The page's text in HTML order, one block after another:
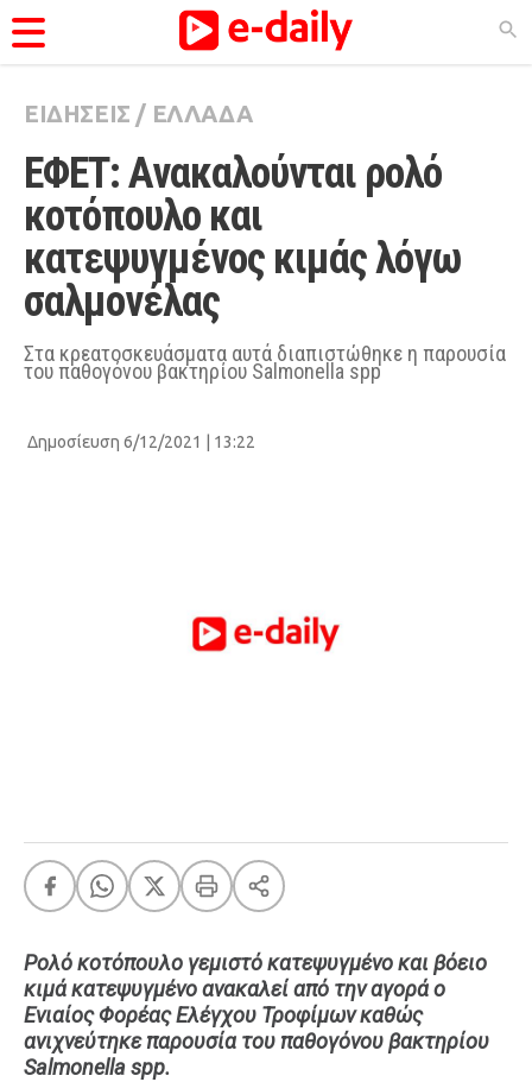
ΚΑΤΗΓΟΡΊΕΣ
Ειδήσεις
Θέματα
Videos
Podcasts
Viral
City Guide
A-List LGBTQI+
Xmas
LIFE
Food
Body+Mind
ΕΙΔΗΣΕΙΣ / ΕΛΛΑΔΑ
ΕΦΕΤ: Ανακαλούνται ρολό
κοτόπουλο και
κατεψυγμένος κιμάς λόγω
σαλμονέλας
Στα κρεατοσκευάσματα αυτά διαπιστώθηκε η παρουσία
του παθογόνου βακτηρίου Salmonella spp
Δημοσίευση 6/12/2021 | 13:22
Ρολό κοτόπουλο γεμιστό κατεψυγμένο και βόειο
κιμά κατεψυγμένο ανακαλεί από την αγορά ο
Ενιαίος Φορέας Ελέγχου Τροφίμων καθώς
ανιχνεύτηκε παρουσία του παθογόνου βακτηρίου
Salmonella spp.